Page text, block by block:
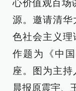
心价值观百场
源。邀请清华
色社会主义理
作题为《中
座。图为主
晨报原震宇、